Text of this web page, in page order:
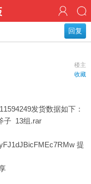
回复
楼主
收藏
发货数据如下：
子 13组.rar
提